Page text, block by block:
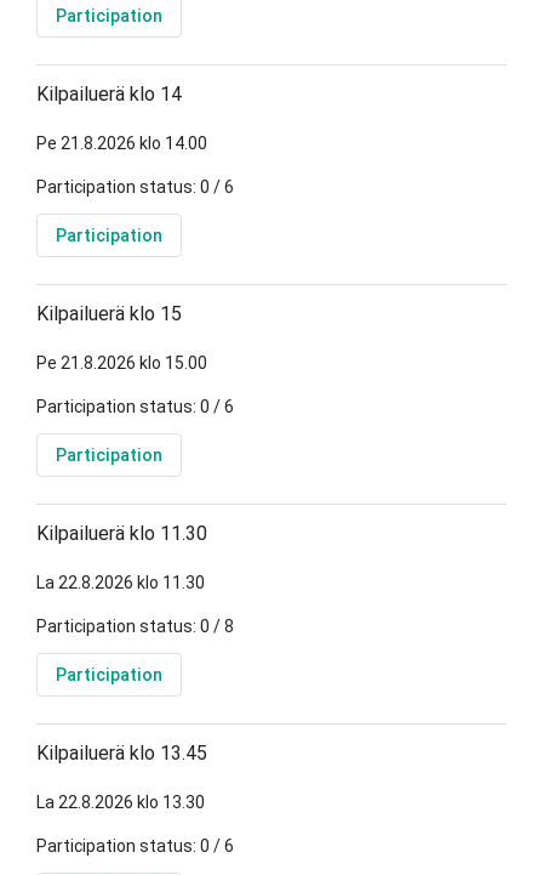
Participation
Kilpailuerä klo 14
Pe 21.8.2026 klo 14.00
Participation status: 0 / 6
Participation
Kilpailuerä klo 15
Pe 21.8.2026 klo 15.00
Participation status: 0 / 6
Participation
Kilpailuerä klo 11.30
La 22.8.2026 klo 11.30
Participation status: 0 / 8
Participation
Kilpailuerä klo 13.45
La 22.8.2026 klo 13.30
Participation status: 0 / 6